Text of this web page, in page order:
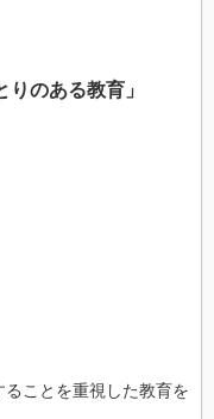
りのある教育」
ことを重視した教育を